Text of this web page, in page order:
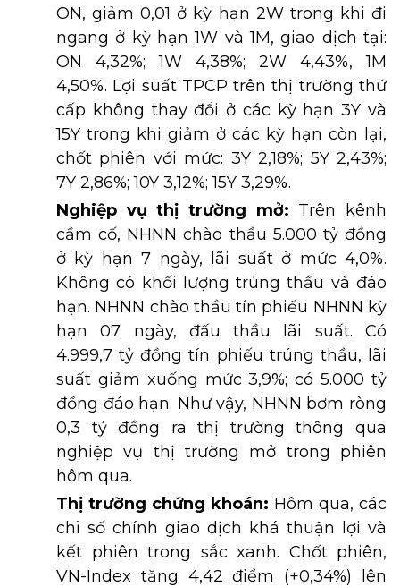
ON, giảm 0,01 ở kỳ hạn 2W trong khi đi
ngang ở kỳ hạn 1W và 1M, giao dịch tại:
ON 4,32%; 1W 4,38%; 2W 4,43%, 1M
4,50%. Lợi suất TPCP trên thị trường thứ
cấp không thay đổi ở các kỳ hạn 3Y và
15Y trong khi giảm ở các kỳ hạn còn lại,
chốt phiên với mức: 3Y 2,18%; 5Y 2,43%;
7Y 2,86%; 10Y 3,12%; 15Y 3,29%.
Nghiệp vụ thị trường mở: Trên kênh
cầm cố, NHNN chào thầu 5.000 tỷ đồng
ở kỳ hạn 7 ngày, lãi suất ở mức 4,0%.
Không có khối lượng trúng thầu và đáo
hạn. NHNN chào thầu tín phiếu NHNN kỳ
hạn 07 ngày, đấu thầu lãi suất. Có
4.999,7 tỷ đồng tín phiếu trúng thầu, lãi
suất giảm xuống mức 3,9%; có 5.000 tỷ
đồng đáo hạn. Như vậy, NHNN bơm ròng
0,3 tỷ đồng ra thị trường thông qua
nghiệp vụ thị trường mở trong phiên
hôm qua.
Thị trường chứng khoán: Hôm qua, các
chỉ số chính giao dịch khá thuận lợi và
kết phiên trong sắc xanh. Chốt phiên,
VN-Index tăng 4,42 điểm (+0,34%) lên